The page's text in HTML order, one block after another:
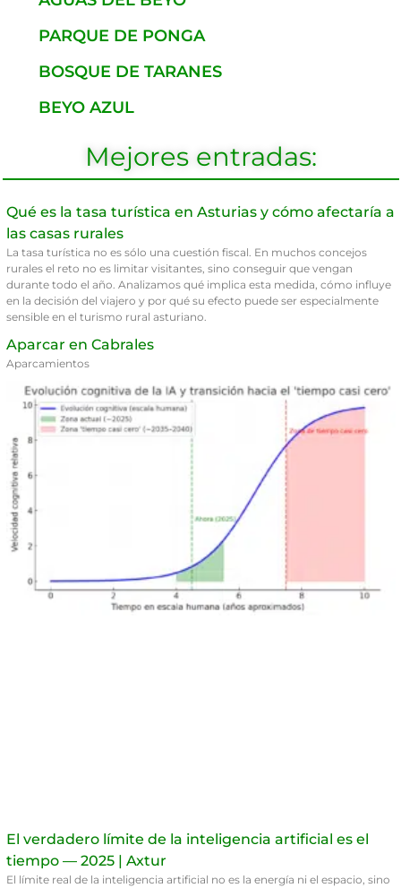
PARQUE DE PONGA
BOSQUE DE TARANES
BEYO AZUL
Mejores entradas:
Qué es la tasa turística en Asturias y cómo afectaría a
las casas rurales
La tasa turística no es sólo una cuestión fiscal. En muchos concejos
rurales el reto no es limitar visitantes, sino conseguir que vengan
durante todo el año. Analizamos qué implica esta medida, cómo influye
en la decisión del viajero y por qué su efecto puede ser especialmente
sensible en el turismo rural asturiano.
Aparcar en Cabrales
Aparcamientos
El verdadero límite de la inteligencia artificial es el
tiempo — 2025 | Axtur
El límite real de la inteligencia artificial no es la energía ni el espacio, sino